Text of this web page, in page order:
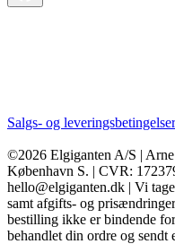
Salgs- og leveringsbetingelser
©2026 Elgiganten A/S |
København S. | CVR:
hello@elgiganten.dk | Vi
samt afgifts- og
bestilling ikke er bindende
behandlet din ordre og sendt